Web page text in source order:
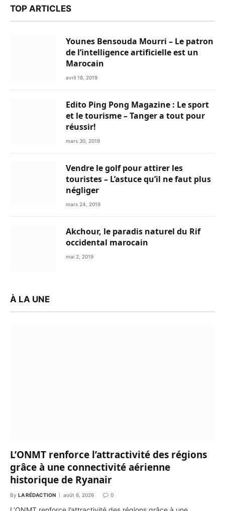
TOP ARTICLES
Younes Bensouda Mourri – Le patron
de l’intelligence artificielle est un
Marocain
avril 18, 2019
Edito Ping Pong Magazine : Le sport
et le tourisme – Tanger a tout pour
réussir!
mars 30, 2019
Vendre le golf pour attirer les
touristes – L’astuce qu’il ne faut plus
négliger
mars 24, 2019
Akchour, le paradis naturel du Rif
occidental marocain
mai 2, 2019
À LA UNE
L’ONMT renforce l’attractivité des régions
grâce à une connectivité aérienne
historique de Ryanair
By LA RÉDACTION août 6, 2026 0